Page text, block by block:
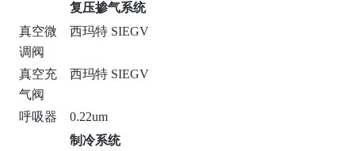
复压掺气系统
真空微
调阀
西玛特 SIEGV
真空充
气阀
西玛特 SIEGV
呼吸器
0.22um
制冷系统